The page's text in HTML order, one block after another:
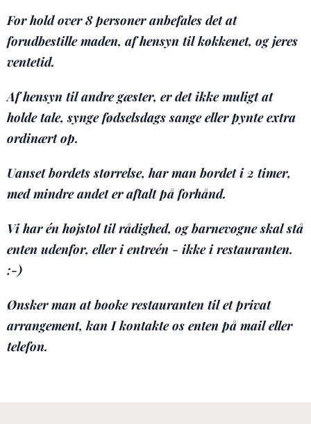
For hold over 8 personer anbefales det at
forudbestille maden, af hensyn til køkkenet, og jeres
ventetid.
Af hensyn til andre gæster, er det ikke muligt at
holde tale, synge fødselsdags sange eller pynte extra
ordinært op.
Uanset bordets størrelse, har man bordet i 2 timer,
med mindre andet er aftalt på forhånd.
Vi har én højstol til rådighed, og barnevogne skal stå
enten udenfor, eller i entreén - ikke i restauranten.
:-)
Ønsker man at booke restauranten til et privat
arrangement, kan I kontakte os enten på mail eller
telefon.